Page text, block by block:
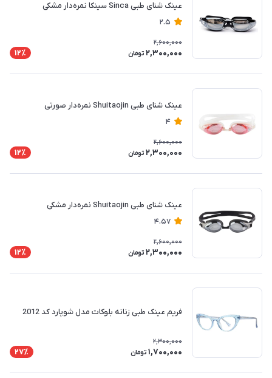
عینک شنای طبی Sinca سینکا نمره‌دار مشکی
2.5
2,600,000
2,300,000 تومان 12٪
عینک شنای طبی Shuitaojin نمره‌دار صورتی
4
2,600,000
2,300,000 تومان 12٪
عینک شنای طبی Shuitaojin نمره‌دار مشکی
4.57
2,600,000
2,300,000 تومان 12٪
فریم عینک طبی زنانه بلوکات مدل شوپارد کد 2012
2,300,000
1,700,000 تومان 27٪